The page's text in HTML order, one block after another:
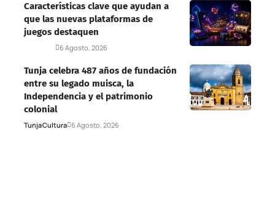
Características clave que ayudan a
que las nuevas plataformas de
juegos destaquen
6 Agosto, 2026
Tunja celebra 487 años de fundación
entre su legado muisca, la
Independencia y el patrimonio
colonial
TunjaCultura 6 Agosto, 2026